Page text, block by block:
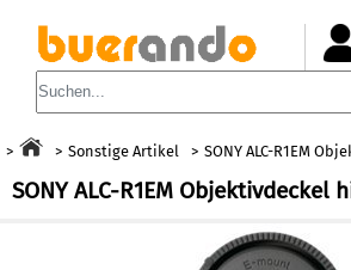
Sonstige Artikel SONY ALC-R1EM
SONY ALC-R1EM Objektivdeckel